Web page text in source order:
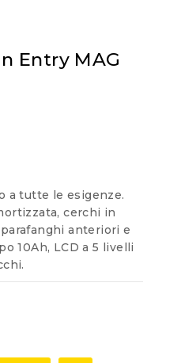
Entry MAG
a tutte le esigenze.
cerchi in
anteriori e
10Ah, LCD a 5 livelli